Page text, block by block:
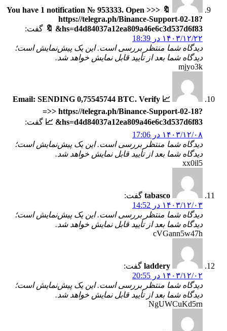
🔖 You have 1 notification № 953333. Open >>>
https://telegra.ph/Binance-Support-02-18?
hs=d4d84037a12ea809a46e6c3d537d6f83& 🔖
گفت:
۱۴۰۳/۱۲/۲۲ در 18:39
دیدگاه شما منتظر بررسی است. این یک پیش‌نمایش است؛
دیدگاه شما بعد از تأیید قابل نمایش خواهد شد.
mjyo3k
📈 Email: SENDING 0,75545744 BTC. Verify
=>> https://telegra.ph/Binance-Support-02-18?
hs=d4d84037a12ea809a46e6c3d537d6f83& 📈
گفت:
۱۴۰۳/۱۲/۰۸ در 17:06
دیدگاه شما منتظر بررسی است. این یک پیش‌نمایش است؛
دیدگاه شما بعد از تأیید قابل نمایش خواهد شد.
xx0il5
tabasco گفت:
۱۴۰۳/۱۲/۰۳ در 14:52
دیدگاه شما منتظر بررسی است. این یک پیش‌نمایش است؛
دیدگاه شما بعد از تأیید قابل نمایش خواهد شد.
cVGann5w47h
laddery گفت:
۱۴۰۳/۱۲/۰۲ در 20:55
دیدگاه شما منتظر بررسی است. این یک پیش‌نمایش است؛
دیدگاه شما بعد از تأیید قابل نمایش خواهد شد.
NgUWCuKd5rn